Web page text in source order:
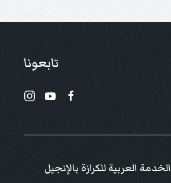
تابعونا
الخدمة العربية للكرازة بالإنجيل